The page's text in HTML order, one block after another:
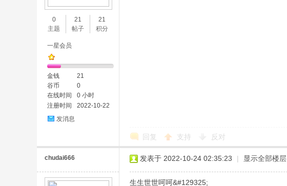
0
主题
21
帖子
21
积分
一星会员
金钱
21
谷币
0
在线时间
0 小时
注册时间
2022-10-22
发消息
回复 支持 反对
chudai666 发表于 2022-10-24 02:35:23 | 显示全部楼层
生生世世呵呵&#129325;